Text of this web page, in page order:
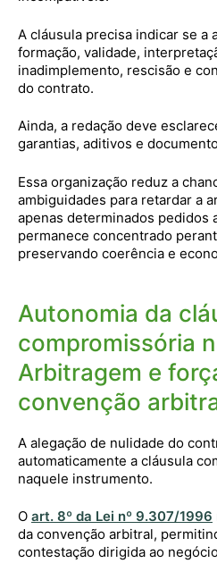
A cláusula precisa indicar se a
formação, validade,
inadimplemento, rescisão e
do contrato.
Ainda, a redação deve
garantias, aditivos e
Essa organização reduz a
ambiguidades para retardar a
apenas determinados pedidos
permanece concentrado
preservando coerência e
Autonomia da
compromissória
Arbitragem e
convenção
A alegação de nulidade do
automaticamente a cláusula
naquele instrumento.
O art. 8º da Lei nº 9.307/1996
da convenção arbitral,
contestação dirigida ao